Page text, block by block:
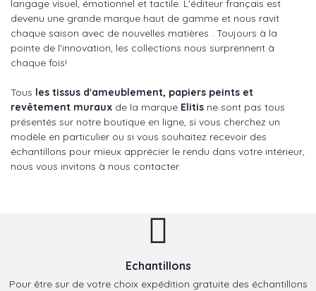
langage visuel, émotionnel et tactile. L'éditeur français est
devenu une grande marque haut de gamme et nous ravit
chaque saison avec de nouvelles matières . Toujours à la
pointe de l'innovation, les collections nous surprennent à
chaque fois!
Tous les tissus d'ameublement, papiers peints et
revêtement muraux de la marque Elitis ne sont pas tous
présentés sur notre boutique en ligne, si vous cherchez un
modèle en particulier ou si vous souhaitez recevoir des
échantillons pour mieux apprécier le rendu dans votre intérieur,
nous vous invitons à nous contacter.
Echantillons
Pour être sur de votre choix expédition gratuite des échantillons